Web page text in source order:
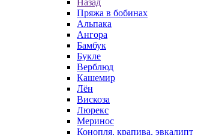
Пряжа в бобинах
Альпака
Ангора
Бамбук
Букле
Верблюд
Кашемир
Лён
Вискоза
Люрекс
Меринос
Конопля, крапива, эвкалипт